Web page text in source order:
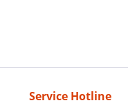
Service Hotline